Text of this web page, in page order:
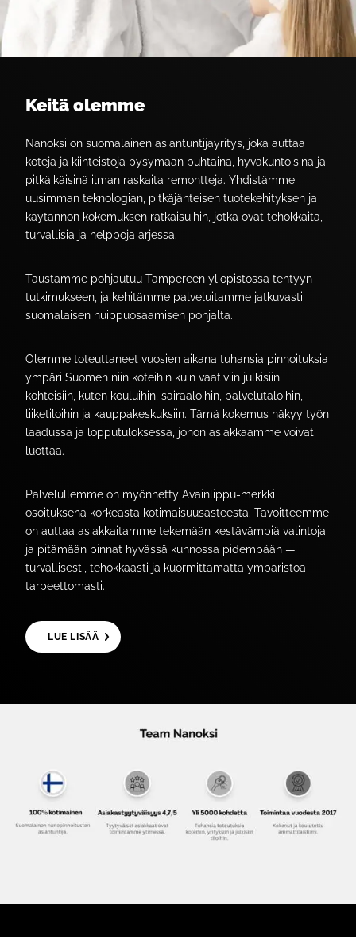
Keitä olemme
Nanoksi on suomalainen asiantuntijayritys, joka auttaa
koteja ja kiinteistöjä pysymään puhtaina, hyväkuntoisina ja
pitkäikäisinä ilman raskaita remontteja. Yhdistämme
uusimman teknologian, pitkäjänteisen tuotekehityksen ja
käytännön kokemuksen ratkaisuihin, jotka ovat tehokkaita,
turvallisia ja helppoja arjessa.
Taustamme pohjautuu Tampereen yliopistossa tehtyyn
tutkimukseen, ja kehitämme palveluitamme jatkuvasti
suomalaisen huippuosaamisen pohjalta.
Olemme toteuttaneet vuosien aikana tuhansia pinnoituksia
ympäri Suomen niin koteihin kuin vaativiin julkisiin
kohteisiin, kuten kouluihin, sairaaloihin, palvelutaloihin,
liiketiloihin ja kauppakeskuksiin. Tämä kokemus näkyy työn
laadussa ja lopputuloksessa, johon asiakkaamme voivat
luottaa.
Palvelullemme on myönnetty Avainlippu-merkki
osoituksena korkeasta kotimaisuusasteesta. Tavoitteemme
on auttaa asiakkaitamme tekemään kestävämpiä valintoja
ja pitämään pinnat hyvässä kunnossa pidempään —
turvallisesti, tehokkaasti ja kuormittamatta ympäristöä
tarpeettomasti.
LUE LISÄÄ